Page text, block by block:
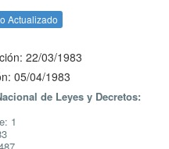
Actualizado
22/03/1983
05/04/1983
de Leyes y Decretos:
1